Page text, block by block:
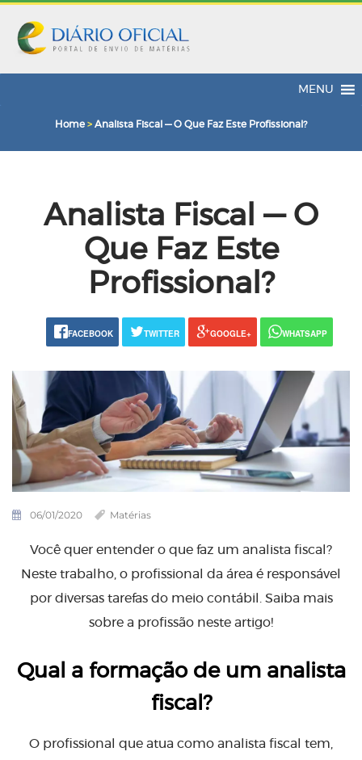
MENU
Home > Analista Fiscal — O Que Faz Este Profissional?
Analista Fiscal — O
Que Faz Este
Profissional?
FACEBOOK TWITTER GOOGLE+ WHATSAPP
06/01/2020 Matérias
Você quer entender o que faz um analista fiscal?
Neste trabalho, o profissional da área é responsável
por diversas tarefas do meio contábil. Saiba mais
sobre a profissão neste artigo!
Qual a formação de um analista
fiscal?
O profissional que atua como analista fiscal tem,